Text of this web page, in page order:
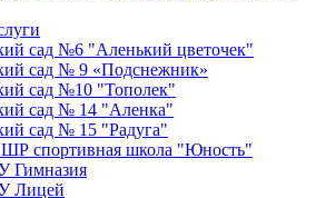
сад №6 "Аленький цветочек"
сад № 9 «Подснежник»
сад №10 "Тополек"
сад № 14 "Аленка"
сад № 15 "Радуга"
спортивная школа "Юность"
Гимназия
Лицей